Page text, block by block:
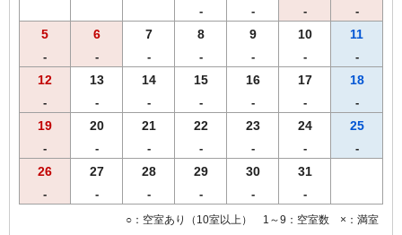
◆◆◆貸出備品◆◆◆
●ズボンプレッサー
●電気スタンド
●アイロン
■館内にランドリーコーナー設置
- - - -
5
-
6
-
7
-
8
-
9
-
10
-
11
-
12
-
13
-
14
-
15
-
16
-
17
-
18
-
19
-
20
-
21
-
22
-
23
-
24
-
25
-
26
-
27
-
28
-
29
-
30
-
31
-
○：空室あり（10室以上） 1～9：空室数 ×：満室